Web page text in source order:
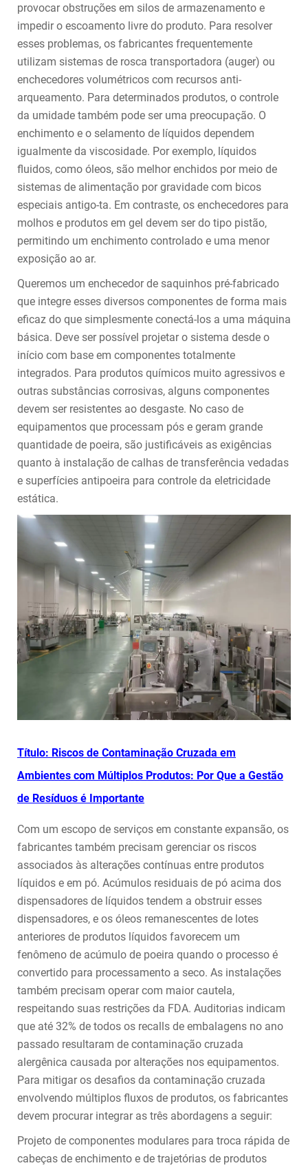
provocar obstruções em silos de armazenamento e
impedir o escoamento livre do produto. Para resolver
esses problemas, os fabricantes frequentemente
utilizam sistemas de rosca transportadora (auger) ou
enchecedores volumétricos com recursos anti-
arqueamento. Para determinados produtos, o controle
da umidade também pode ser uma preocupação. O
enchimento e o selamento de líquidos dependem
igualmente da viscosidade. Por exemplo, líquidos
fluidos, como óleos, são melhor enchidos por meio de
sistemas de alimentação por gravidade com bicos
especiais antigo-ta. Em contraste, os enchecedores para
molhos e produtos em gel devem ser do tipo pistão,
permitindo um enchimento controlado e uma menor
exposição ao ar.
Queremos um enchecedor de saquinhos pré-fabricado
que integre esses diversos componentes de forma mais
eficaz do que simplesmente conectá-los a uma máquina
básica. Deve ser possível projetar o sistema desde o
início com base em componentes totalmente
integrados. Para produtos químicos muito agressivos e
outras substâncias corrosivas, alguns componentes
devem ser resistentes ao desgaste. No caso de
equipamentos que processam pós e geram grande
quantidade de poeira, são justificáveis as exigências
quanto à instalação de calhas de transferência vedadas
e superfícies antipoeira para controle da eletricidade
estática.
Título: Riscos de Contaminação Cruzada em
Ambientes com Múltiplos Produtos: Por Que a Gestão
de Resíduos é Importante
Com um escopo de serviços em constante expansão, os
fabricantes também precisam gerenciar os riscos
associados às alterações contínuas entre produtos
líquidos e em pó. Acúmulos residuais de pó acima dos
dispensadores de líquidos tendem a obstruir esses
dispensadores, e os óleos remanescentes de lotes
anteriores de produtos líquidos favorecem um
fenômeno de acúmulo de poeira quando o processo é
convertido para processamento a seco. As instalações
também precisam operar com maior cautela,
respeitando suas restrições da FDA. Auditorias indicam
que até 32% de todos os recalls de embalagens no ano
passado resultaram de contaminação cruzada
alergênica causada por alterações nos equipamentos.
Para mitigar os desafios da contaminação cruzada
envolvendo múltiplos fluxos de produtos, os fabricantes
devem procurar integrar as três abordagens a seguir:
Projeto de componentes modulares para troca rápida de
cabeças de enchimento e de trajetórias de produtos